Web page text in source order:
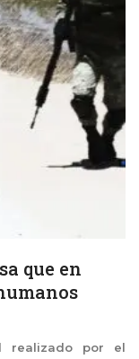
que en
realizado por el